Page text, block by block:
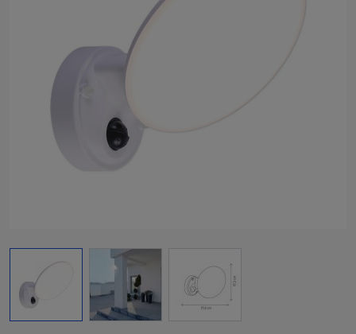
View larger imageView larger image